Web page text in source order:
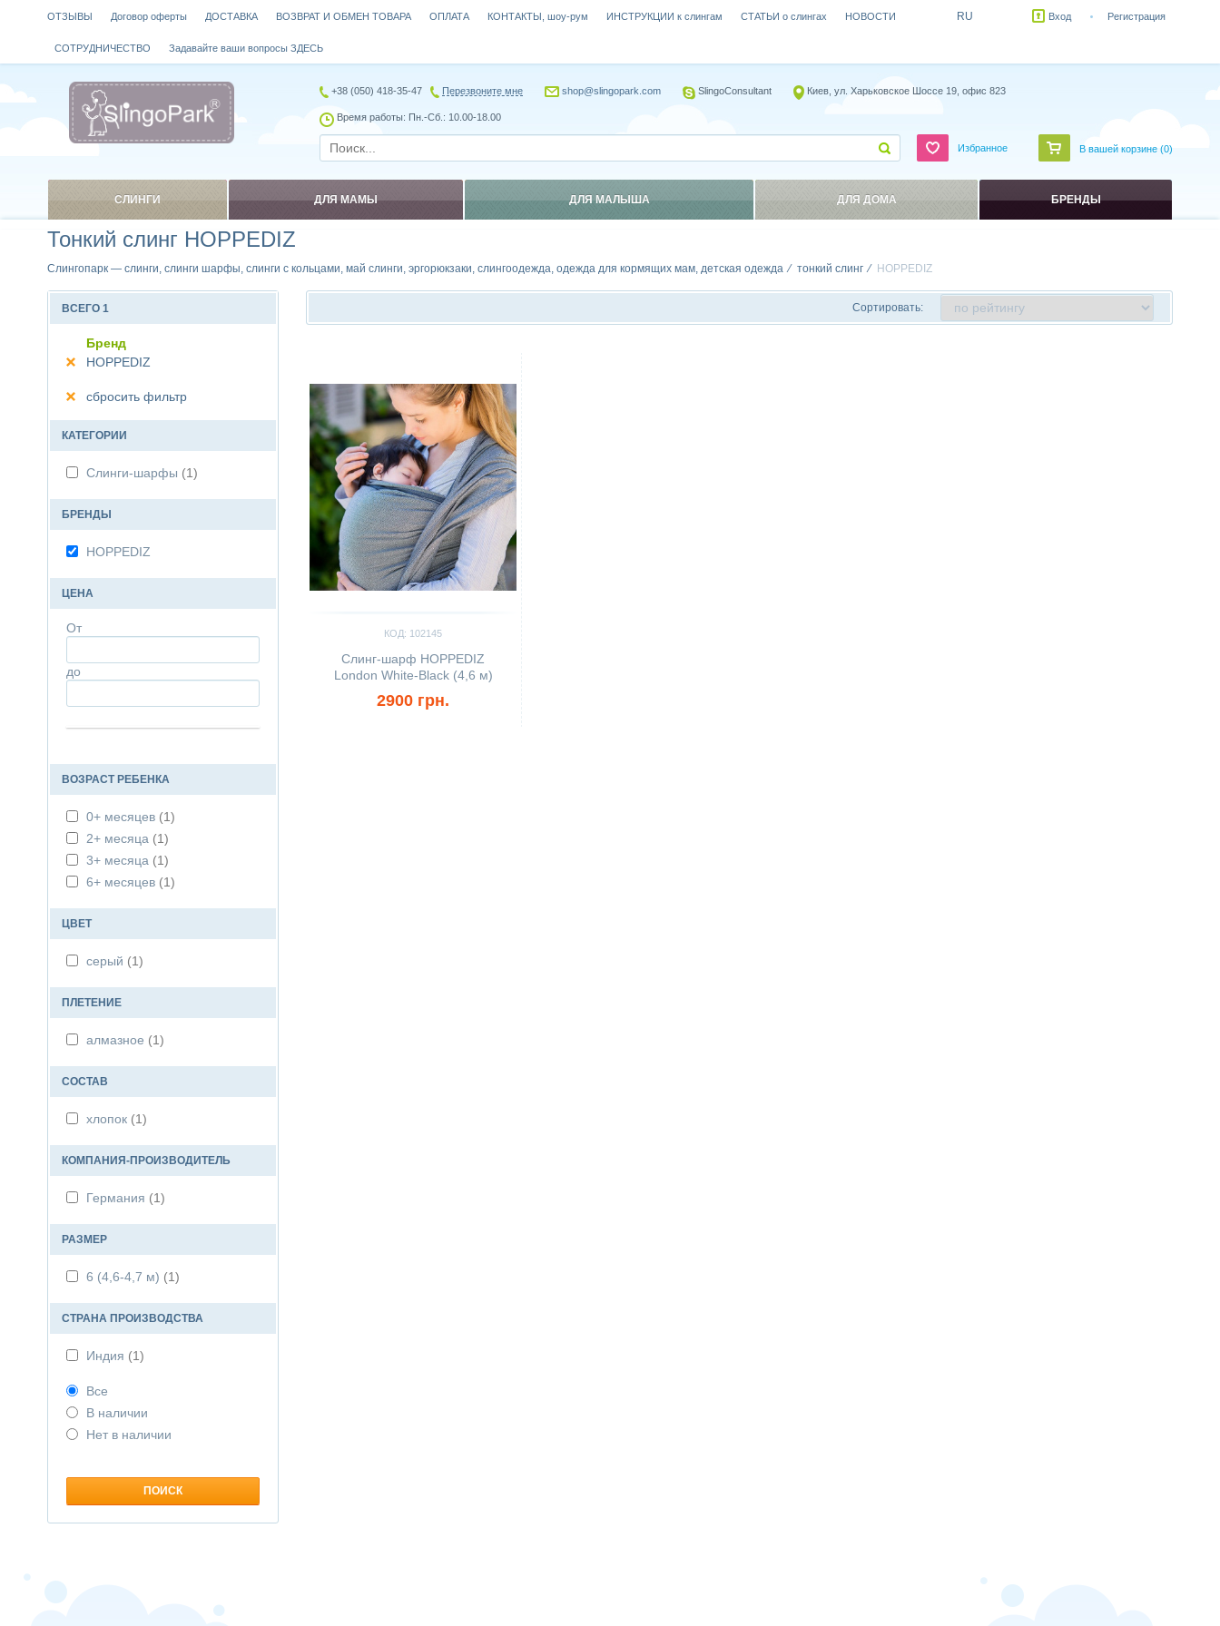
Тонкий слинг HOPPEDIZ
Слингопарк — слинги, слинги шарфы, слинги с кольцами, май слинги, эргорюкзаки, слингоодежда, одежда для кормящих мам, детская одежда тонкий слинг HOPPEDIZ
ВСЕГО 1
Бренд
HOPPEDIZ
сбросить фильтр
КАТЕГОРИИ
Слинги-шарфы (1)
БРЕНДЫ
HOPPEDIZ
ЦЕНА
От
до
ВОЗРАСТ РЕБЕНКА
0+ месяцев (1)
2+ месяца (1)
3+ месяца (1)
6+ месяцев (1)
ЦВЕТ
серый (1)
ПЛЕТЕНИЕ
алмазное (1)
СОСТАВ
хлопок (1)
КОМПАНИЯ-ПРОИЗВОДИТЕЛЬ
Германия (1)
РАЗМЕР
6 (4,6-4,7 м) (1)
СТРАНА ПРОИЗВОДСТВА
Индия (1)
Все
В наличии
Нет в наличии
Сортировать:
КОД: 102145
Слинг-шарф HOPPEDIZ
London White-Black (4,6 м)
2900 грн.
ОТЗЫВЫ Договор оферты ДОСТАВКА ВОЗВРАТ И ОБМЕН ТОВАРА ОПЛАТА КОНТАКТЫ, шоу-рум ИНСТРУКЦИИ к слингам СТАТЬИ о слингах НОВОСТИ
СОТРУДНИЧЕСТВО Задавайте ваши вопросы ЗДЕСЬ
RU Вход Регистрация
+38 (050) 418-35-47 Перезвоните мне shop@slingopark.com SlingoConsultant Киев, ул. Харьковское Шоссе 19, офис 823
Время работы: Пн.-Сб.: 10.00-18.00
Избранное В вашей корзине (0)
СЛИНГИ ДЛЯ МАМЫ ДЛЯ МАЛЫША ДЛЯ ДОМА БРЕНДЫ